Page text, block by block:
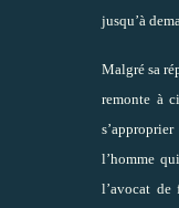
jusqu’à
Malgré sa
remonte à
l’homme
l’avocat de